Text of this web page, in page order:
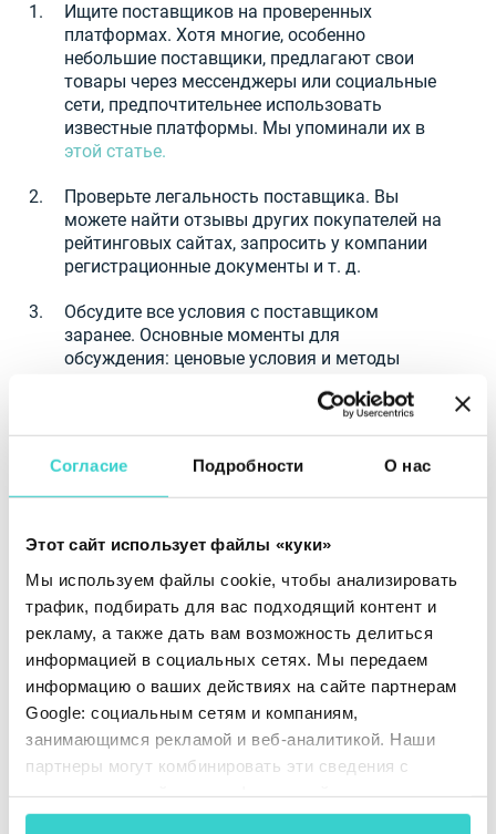
Согласие Подробности О нас
Этот сайт использует файлы «куки»
Мы используем файлы cookie, чтобы анализировать
трафик, подбирать для вас подходящий контент и
рекламу, а также дать вам возможность делиться
информацией в социальных сетях. Мы передаем
информацию о ваших действиях на сайте партнерам
Google: социальным сетям и компаниям,
занимающимся рекламой и веб-аналитикой. Наши
партнеры могут комбинировать эти сведения с
данными, которые они получили при использовании
Ищите поставщиков на проверенных
платформах. Хотя многие, особенно
небольшие поставщики, предлагают свои
товары через мессенджеры или социальные
сети, предпочтительнее использовать
известные платформы. Мы упоминали их в
этой статье.
Проверьте легальность поставщика. Вы
можете найти отзывы других покупателей на
рейтинговых сайтах, запросить у компании
регистрационные документы и т. д.
Обсудите все условия с поставщиком
заранее. Основные моменты для
обсуждения: ценовые условия и методы
вы хотите закупить большую партию б/у
смартфонов, увеличивайте объемы заказов
крупных финансовых потерь, если поставщик
Тестируйте все полученные устройства. Это
позволит быстро вернуть дефектные
смартфоны поставщику или оформить
возврат средств.
Как тестировать большие объемы
подержанных смартфонов
Автоматизация — ключ к быстрому и